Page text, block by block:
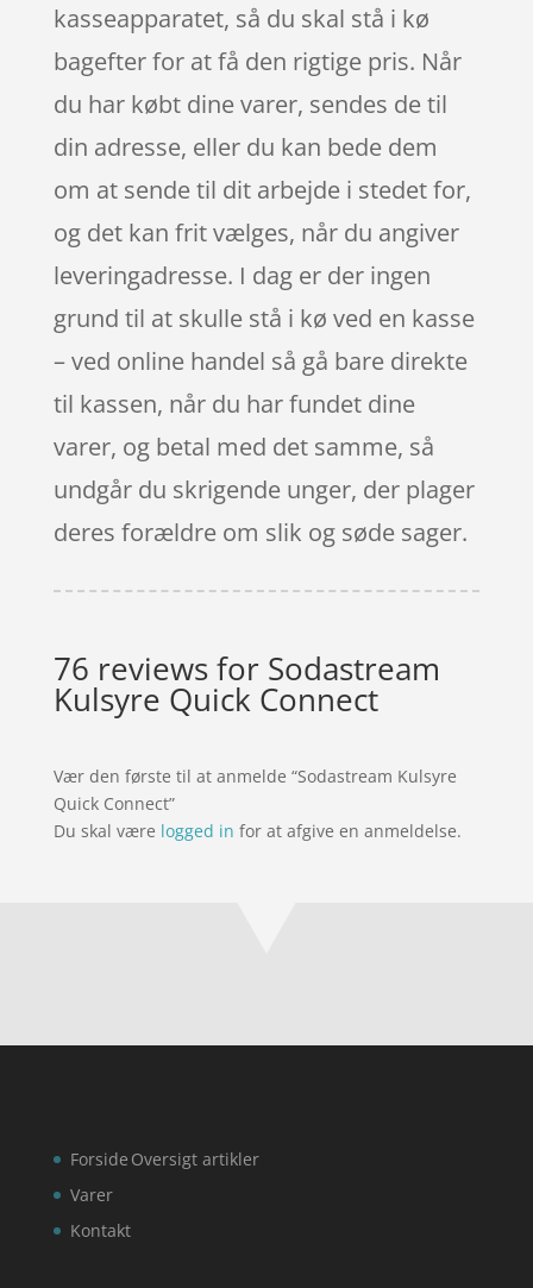
kasseapparatet, så du skal stå i kø
bagefter for at få den rigtige pris. Når
du har købt dine varer, sendes de til
din adresse, eller du kan bede dem
om at sende til dit arbejde i stedet for,
og det kan frit vælges, når du angiver
leveringadresse. I dag er der ingen
grund til at skulle stå i kø ved en kasse
– ved online handel så gå bare direkte
til kassen, når du har fundet dine
varer, og betal med det samme, så
undgår du skrigende unger, der plager
deres forældre om slik og søde sager.
76 reviews for Sodastream
Kulsyre Quick Connect
Vær den første til at anmelde “Sodastream Kulsyre
Quick Connect”
Du skal være logged in for at afgive en anmeldelse.
Forside
Varer
Kontakt
Oversigt artikler